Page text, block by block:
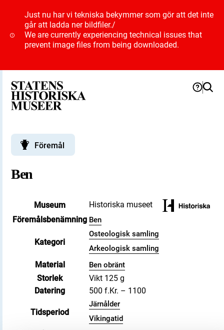
Just nu har vi tekniska bekymmer som gör att det inte
går att ladda ner bildfiler./
We are currently experiencing technical issues that
prevent image files from being downloaded.
Föremål
Ben
Museum
Historiska museet
Föremålsbenämning Ben
Kategori
Osteologisk samling
Arkeologisk samling
Material Ben obränt
Storlek
Vikt 125 g
Datering
500 f.Kr. – 1100
Tidsperiod
Järnålder
Vikingatid